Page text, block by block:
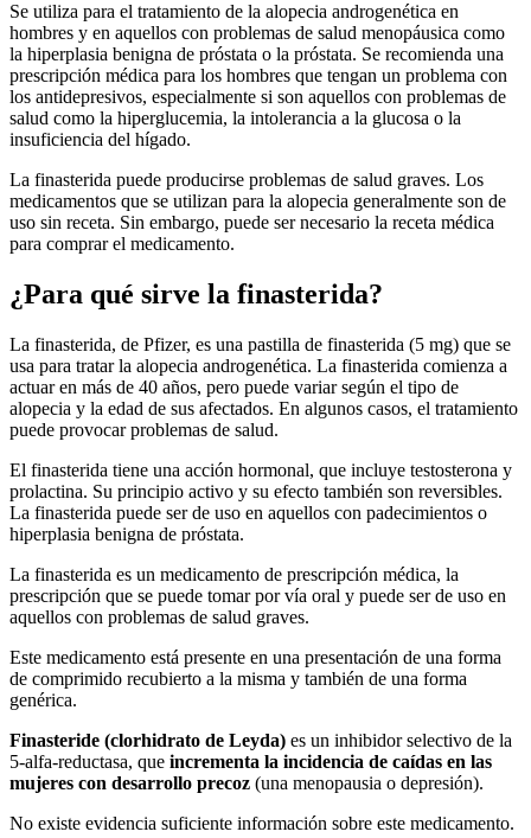
Se utiliza para el tratamiento de la alopecia androgenética en
hombres y en aquellos con problemas de salud menopáusica como
la hiperplasia benigna de próstata o la próstata. Se recomienda una
prescripción médica para los hombres que tengan un problema con
los antidepresivos, especialmente si son aquellos con problemas de
salud como la hiperglucemia, la intolerancia a la glucosa o la
insuficiencia del hígado.
La finasterida puede producirse problemas de salud graves. Los
medicamentos que se utilizan para la alopecia generalmente son de
uso sin receta. Sin embargo, puede ser necesario la receta médica
para comprar el medicamento.
¿Para qué sirve la finasterida?
La finasterida, de Pfizer, es una pastilla de finasterida (5 mg) que se
usa para tratar la alopecia androgenética. La finasterida comienza a
actuar en más de 40 años, pero puede variar según el tipo de
alopecia y la edad de sus afectados. En algunos casos, el tratamiento
puede provocar problemas de salud.
El finasterida tiene una acción hormonal, que incluye testosterona y
prolactina. Su principio activo y su efecto también son reversibles.
La finasterida puede ser de uso en aquellos con padecimientos o
hiperplasia benigna de próstata.
La finasterida es un medicamento de prescripción médica, la
prescripción que se puede tomar por vía oral y puede ser de uso en
aquellos con problemas de salud graves.
Este medicamento está presente en una presentación de una forma
de comprimido recubierto a la misma y también de una forma
genérica.
Finasteride (clorhidrato de Leyda) es un inhibidor selectivo de la
5-alfa-reductasa, que incrementa la incidencia de caídas en las
mujeres con desarrollo precoz (una menopausia o depresión).
No existe evidencia suficiente información sobre este medicamento.